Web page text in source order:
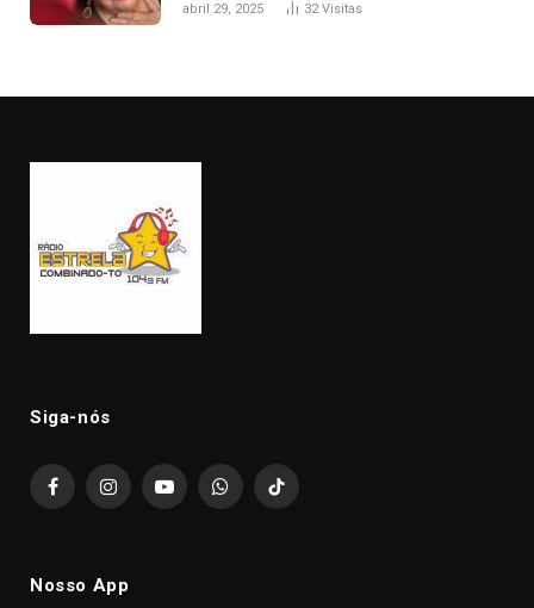
abril 29, 2025 32Visitas
Siga-nós
FacebookInstagramYouTubeWhatsAppTikTok
Nosso App